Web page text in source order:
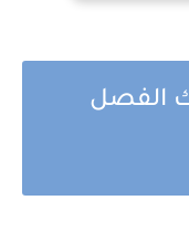
الفصل